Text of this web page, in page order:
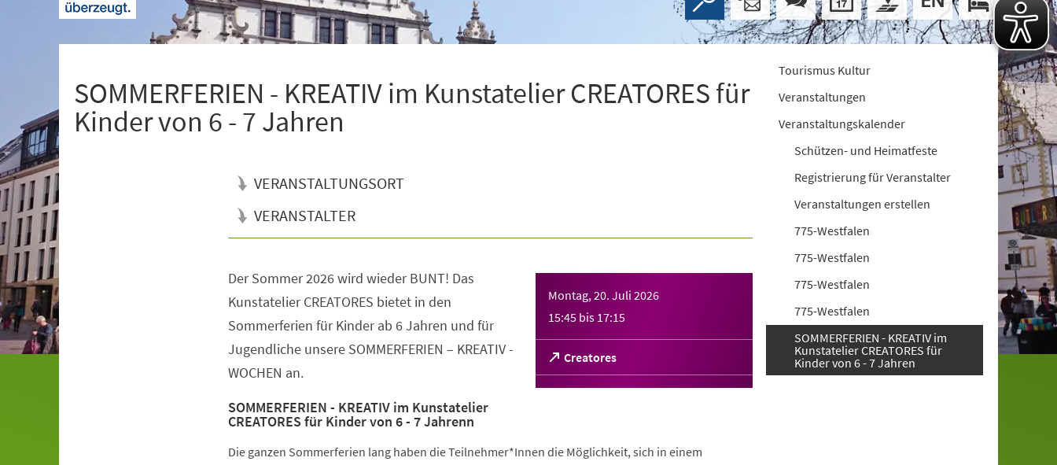
SOMMERFERIEN - KREATIV im Kunstatelier CREATORES für
Kinder von 6 - 7 Jahren
VERANSTALTUNGSORT
VERANSTALTER
Montag, 20. Juli 2026
15:45 bis 17:15
Creatores
(Öffnet
in
einem
Der Sommer 2026 wird wieder BUNT! Das
Kunstatelier CREATORES bietet in den
Sommerferien für Kinder ab 6 Jahren und für
Jugendliche unsere SOMMERFERIEN – KREATIV -
WOCHEN an.
SOMMERFERIEN - KREATIV im Kunstatelier
CREATORES für Kinder von 6 - 7 Jahrenn
Die ganzen Sommerferien lang haben die Teilnehmer*Innen die Möglichkeit, sich in einem
Tourismus Kultur
Veranstaltungen
Veranstaltungskalender
Schützen- und Heimatfeste
Registrierung für Veranstalter
Veranstaltungen erstellen
775-Westfalen
775-Westfalen
775-Westfalen
775-Westfalen
SOMMERFERIEN - KREATIV im
Kunstatelier CREATORES für
Kinder von 6 - 7 Jahren